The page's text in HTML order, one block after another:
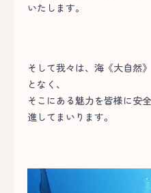
いたします。
そして我々は、海《大自然
となく、
そこにある魅力を皆様に安
進してまいります。